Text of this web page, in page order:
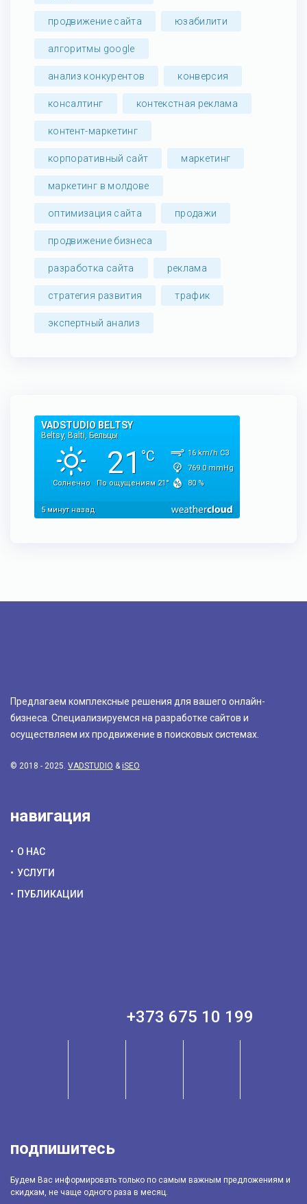
продвижение сайта юзабилити
алгоритмы google
анализ конкурентов конверсия
консалтинг контекстная реклама
контент-маркетинг
корпоративный сайт маркетинг
маркетинг в молдове
оптимизация сайта продажи
продвижение бизнеса
разработка сайта реклама
стратегия развития трафик
экспертный анализ
Предлагаем комплексные решения для вашего онлайн-
бизнеса. Специализируемся на разработке сайтов и
осуществляем их продвижение в поисковых системах.
© 2018 - 2025. VADSTUDIO & iSEO
навигация
О НАС
УСЛУГИ
ПУБЛИКАЦИИ
+373 675 10 199
подпишитесь
Будем Вас информировать только по самым важным предложениям и
скидкам, не чаще одного раза в месяц.